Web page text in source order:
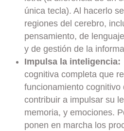
única tecla). Al hacerlo
regiones del cerebro,
pensamiento, de
y de gestión de la
Impulsa la inteligencia:
cognitiva completa que
funcionamiento
contribuir a impulsar su
memoria, y emociones.
ponen en marcha los